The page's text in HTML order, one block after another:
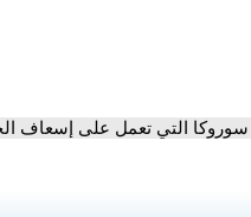
سوروكا التي تعمل على إسعاف